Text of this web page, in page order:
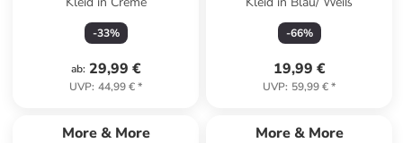
-33%
ab: 29,99 €
UVP: 44,99 €*
-66%
19,99 €
UVP: 59,99 €*
More & More More & More